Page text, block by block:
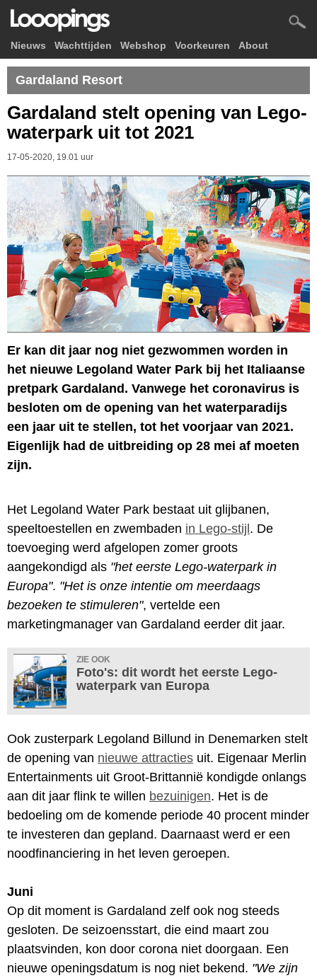
Nieuws Wachttijden Webshop Voorkeuren About
Gardaland Resort
Gardaland stelt opening van Lego-
waterpark uit tot 2021
17-05-2020, 19.01 uur
Er kan dit jaar nog niet gezwommen worden in
het nieuwe Legoland Water Park bij het Italiaanse
pretpark Gardaland. Vanwege het coronavirus is
besloten om de opening van het waterparadijs
een jaar uit te stellen, tot het voorjaar van 2021.
Eigenlijk had de uitbreiding op 28 mei af moeten
zijn.
Het Legoland Water Park bestaat uit glijbanen,
speeltoestellen en zwembaden in Lego-stijl. De
toevoeging werd afgelopen zomer groots
aangekondigd als "het eerste Lego-waterpark in
Europa". "Het is onze intentie om meerdaags
bezoeken te stimuleren", vertelde een
marketingmanager van Gardaland eerder dit jaar.
ZIE OOK
Foto's: dit wordt het eerste Lego-
waterpark van Europa
Ook zusterpark Legoland Billund in Denemarken stelt
de opening van nieuwe attracties uit. Eigenaar Merlin
Entertainments uit Groot-Brittannië kondigde onlangs
aan dit jaar flink te willen bezuinigen. Het is de
bedoeling om de komende periode 40 procent minder
te investeren dan gepland. Daarnaast werd er een
noodfinanciering in het leven geroepen.
Juni
Op dit moment is Gardaland zelf ook nog steeds
gesloten. De seizoensstart, die eind maart zou
plaatsvinden, kon door corona niet doorgaan. Een
nieuwe openingsdatum is nog niet bekend. "We zijn